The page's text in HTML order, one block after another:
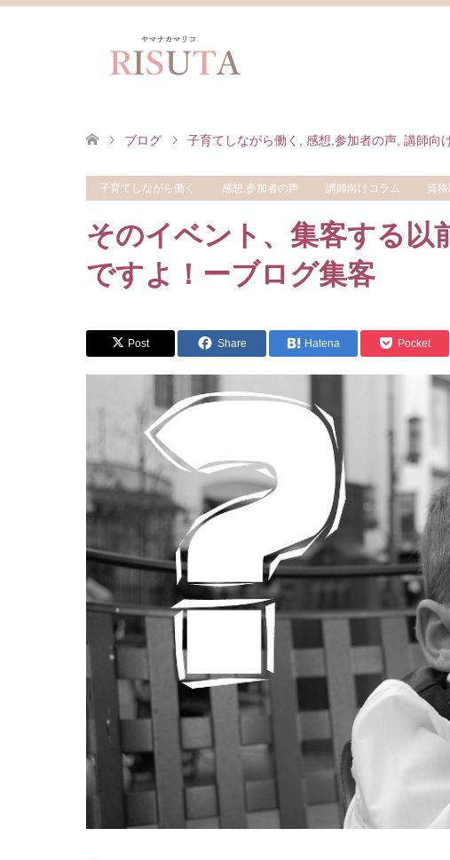
ブログ 子育てしながら働く 感想,参加者の声 講師向
子育てしながら働く 感想,参加者の声 講師向けコラム 資
そのイベント、集客する以
ですよ！ーブログ集客
Post Share Hatena Pocket